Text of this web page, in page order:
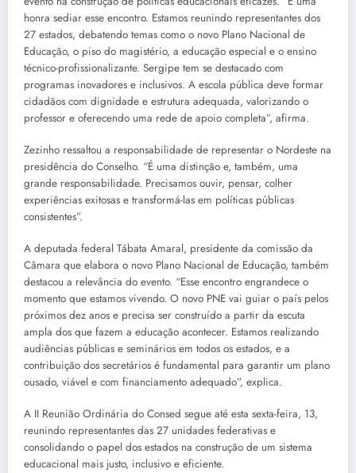
honra sediar esse encontro. Estamos reunindo representantes dos
27 estados, debatendo temas como o novo Plano Nacional de
Educação, o piso do magistério, a educação especial e o ensino
técnico-profissionalizante. Sergipe tem se destacado com
programas inovadores e inclusivos. A escola pública deve formar
cidadãos com dignidade e estrutura adequada, valorizando o
professor e oferecendo uma rede de apoio completa”, afirma.
Zezinho ressaltou a responsabilidade de representar o Nordeste na
presidência do Conselho. “É uma distinção e, também, uma
grande responsabilidade. Precisamos ouvir, pensar, colher
experiências exitosas e transformá-las em políticas públicas
consistentes”.
A deputada federal Tábata Amaral, presidente da comissão da
Câmara que elabora o novo Plano Nacional de Educação, também
destacou a relevância do evento. “Esse encontro engrandece o
momento que estamos vivendo. O novo PNE vai guiar o país pelos
próximos dez anos e precisa ser construído a partir da escuta
ampla dos que fazem a educação acontecer. Estamos realizando
audiências públicas e seminários em todos os estados, e a
contribuição dos secretários é fundamental para garantir um plano
ousado, viável e com financiamento adequado”, explica.
A II Reunião Ordinária do Consed segue até esta sexta-feira, 13,
reunindo representantes das 27 unidades federativas e
consolidando o papel dos estados na construção de um sistema
educacional mais justo, inclusivo e eficiente.